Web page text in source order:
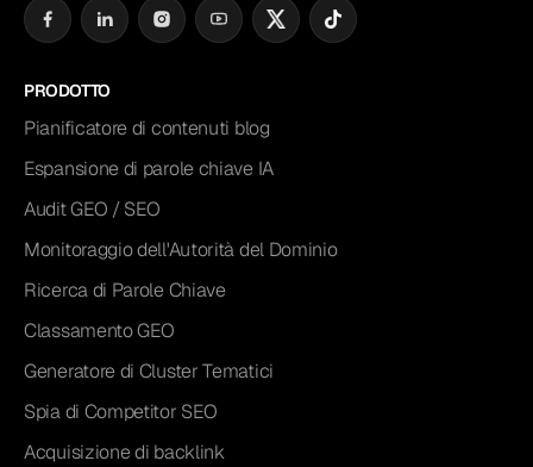
PRODOTTO
Pianificatore di contenuti blog
Espansione di parole chiave IA
Audit GEO / SEO
Monitoraggio dell'Autorità del Dominio
Ricerca di Parole Chiave
Classamento GEO
Generatore di Cluster Tematici
Spia di Competitor SEO
Acquisizione di backlink